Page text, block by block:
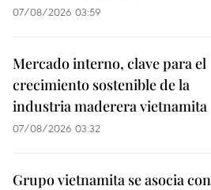
07/08/2026 03:59
Mercado interno, clave para el
crecimiento sostenible de la
industria maderera vietnamita
07/08/2026 03:32
Grupo vietnamita se asocia con